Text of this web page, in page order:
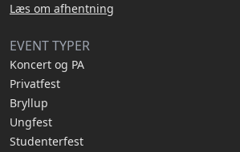
Læs om afhentning
EVENT TYPER
Koncert og PA
Privatfest
Bryllup
Ungfest
Studenterfest